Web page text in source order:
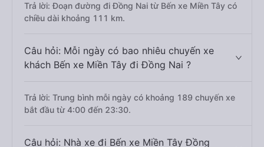
Trả lời: Đoạn đường đi Đồng Nai từ Bến xe Miền Tây có
chiều dài khoảng 111 km.
Câu hỏi: Mỗi ngày có bao nhiêu chuyến xe
khách Bến xe Miền Tây đi Đồng Nai ?
Trả lời: Trung bình mỗi ngày có khoảng 189 chuyến xe
bắt đầu từ 4:00 đến 23:30.
Câu hỏi: Nhà xe đi Bến xe Miền Tây Đồng